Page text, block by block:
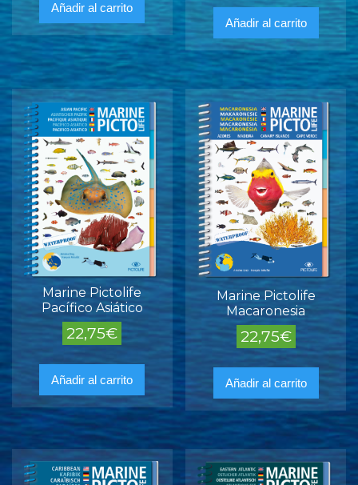
Añadir al carrito
Añadir al carrito
Marine Pictolife
Pacífico Asiático
22,75€
Añadir al carrito
Marine Pictolife
Macaronesia
22,75€
Añadir al carrito